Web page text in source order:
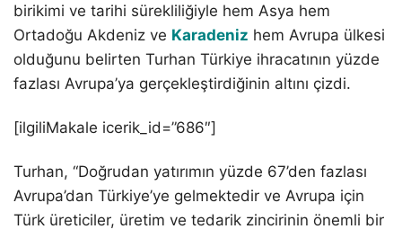
birikimi ve tarihi sürekliliğiyle hem Asya hem
Ortadoğu Akdeniz ve Karadeniz hem Avrupa ülkesi
olduğunu belirten Turhan Türkiye ihracatının yüzde
fazlası Avrupa’ya gerçekleştirdiğinin altını çizdi.
[ilgiliMakale icerik_id=”686″]
Turhan, “Doğrudan yatırımın yüzde 67’den fazlası
Avrupa’dan Türkiye’ye gelmektedir ve Avrupa için
Türk üreticiler, üretim ve tedarik zincirinin önemli bir